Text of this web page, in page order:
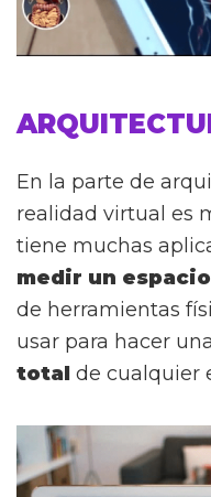
En la parte de
realidad virtual es
tiene muchas
medir un espacio
de herramientas
usar para hacer una
total de cualquier